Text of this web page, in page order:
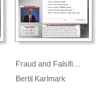
Fraud and Falsifi…
Bertil Karlmark